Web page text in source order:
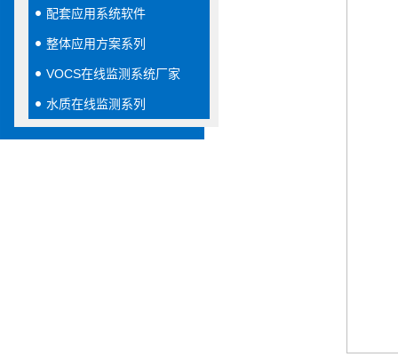
配套应用系统软件
整体应用方案系列
VOCS在线监测系统厂家
水质在线监测系列